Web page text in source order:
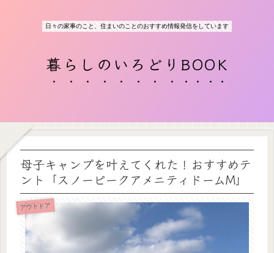
日々の家事のこと、住まいのことのおすすめ情報発信をしています
暮らしのいろどりBOOK
母子キャンプを叶えてくれた！おすすめテ
ント「スノーピークアメニティドームM」
アウトドア